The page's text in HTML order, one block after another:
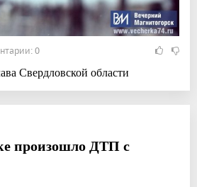
0
Свердловской области
произошло ДТП с